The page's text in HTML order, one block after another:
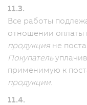
11.3.
Все работы
отношении оплаты
продукция не
Покупатель
применимую к
продукции.
11.4.